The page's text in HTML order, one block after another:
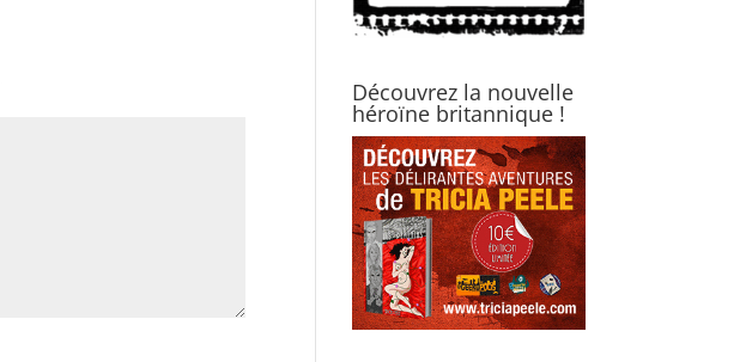
Découvrez la nouvelle
héroïne britannique !